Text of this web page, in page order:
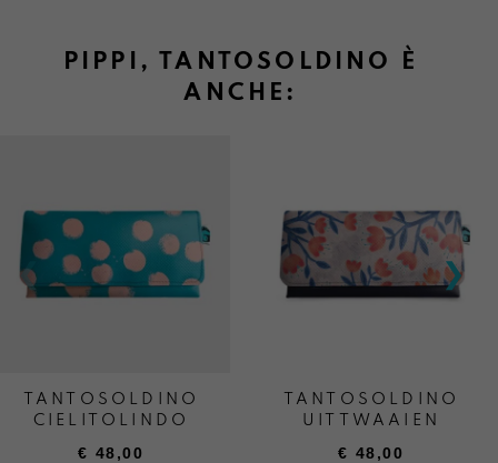
PIPPI, TANTOSOLDINO È
ANCHE:
TANTOSOLDINO
CIELITOLINDO
€ 48,00
TANTOSOLDINO
UITTWAAIEN
€ 48,00